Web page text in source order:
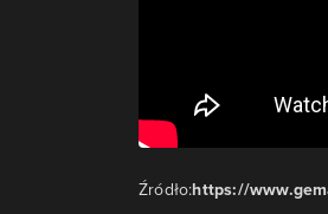
Źródło:https://